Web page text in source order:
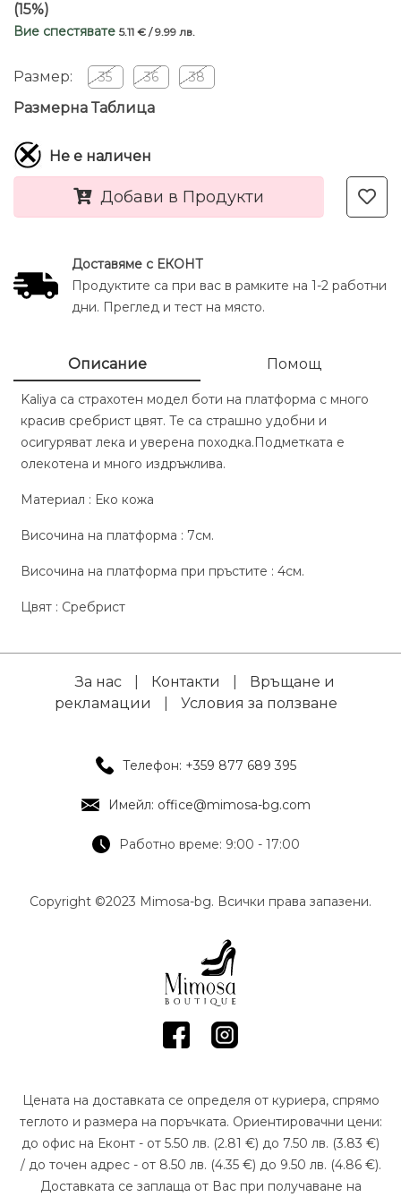
(15%)
Вие спестявате 5.11 € / 9.99 лв.
Размер: 35 36 38
Размерна Таблица
Не е наличен
Добави в Продукти
Доставяме с ЕКОНТ
Продуктите са при вас в рамките на 1-2 работни
дни. Преглед и тест на място.
Описание Помощ
Kaliya са страхотен модел боти на платформа с много
красив сребрист цвят. Те са страшно удобни и
осигуряват лека и уверена походка.Подметката е
олекотена и много издръжлива.
Материал : Еко кожа
Височина на платформа : 7см.
Височина на платформа при пръстите : 4см.
Цвят : Сребрист
За нас Контакти
Връщане и
рекламации
Условия за ползване
Телефон: +359 877 689 395
Имейл: office@mimosa-bg.com
Работно време: 9:00 - 17:00
Copyright ©2023 Mimosa-bg. Всички права запазени.
Цената на доставката се определя от куриера, спрямо
теглото и размера на поръчката. Ориентировачни цени:
до офис на Еконт - от 5.50 лв. (2.81 €) до 7.50 лв. (3.83 €)
/ до точен адрес - от 8.50 лв. (4.35 €) до 9.50 лв. (4.86 €).
Доставката се заплаща от Вас при получаване на